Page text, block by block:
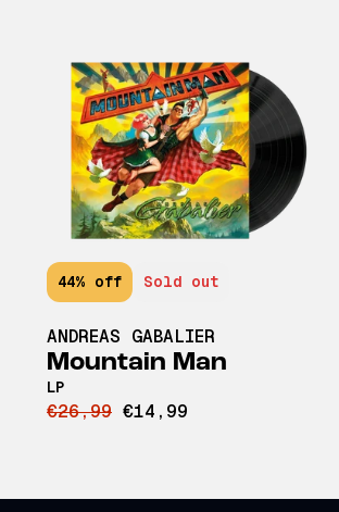
44% off Sold out
ANDREAS GABALIER
Mountain Man
LP
€26,99 €14,99